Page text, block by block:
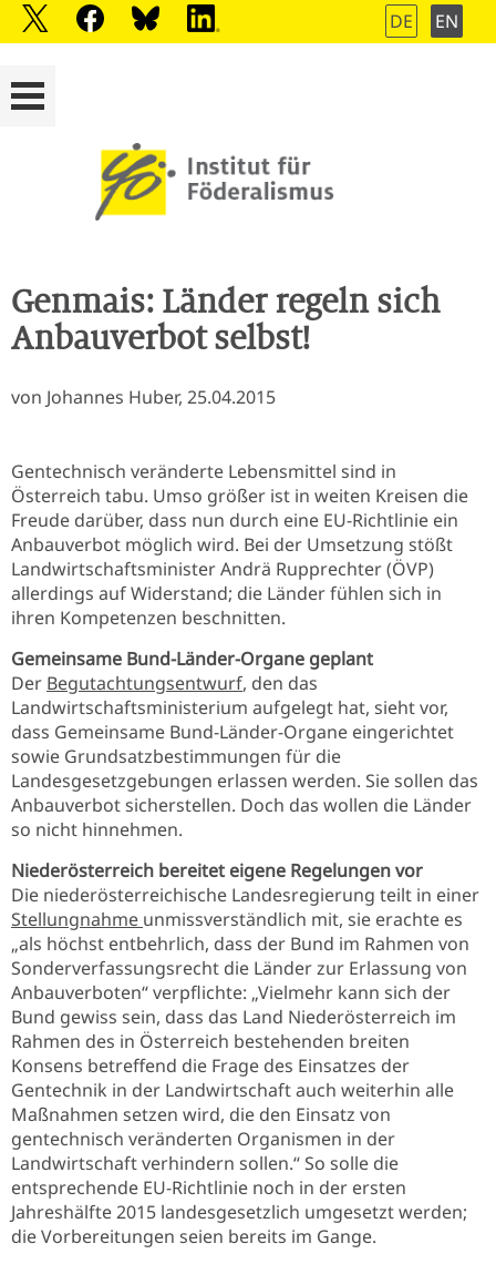
DE EN
Genmais: Länder regeln sich
Anbauverbot selbst!
von Johannes Huber, 25.04.2015
Gentechnisch veränderte Lebensmittel sind in
Österreich tabu. Umso größer ist in weiten Kreisen die
Freude darüber, dass nun durch eine EU-Richtlinie ein
Anbauverbot möglich wird. Bei der Umsetzung stößt
Landwirtschaftsminister Andrä Rupprechter (ÖVP)
allerdings auf Widerstand; die Länder fühlen sich in
ihren Kompetenzen beschnitten.
Gemeinsame Bund-Länder-Organe geplant
Der Begutachtungsentwurf, den das
Landwirtschaftsministerium aufgelegt hat, sieht vor,
dass Gemeinsame Bund-Länder-Organe eingerichtet
sowie Grundsatzbestimmungen für die
Landesgesetzgebungen erlassen werden. Sie sollen das
Anbauverbot sicherstellen. Doch das wollen die Länder
so nicht hinnehmen.
Niederösterreich bereitet eigene Regelungen vor
Die niederösterreichische Landesregierung teilt in einer
Stellungnahme unmissverständlich mit, sie erachte es
„als höchst entbehrlich, dass der Bund im Rahmen von
Sonderverfassungsrecht die Länder zur Erlassung von
Anbauverboten“ verpflichte: „Vielmehr kann sich der
Bund gewiss sein, dass das Land Niederösterreich im
Rahmen des in Österreich bestehenden breiten
Konsens betreffend die Frage des Einsatzes der
Gentechnik in der Landwirtschaft auch weiterhin alle
Maßnahmen setzen wird, die den Einsatz von
gentechnisch veränderten Organismen in der
Landwirtschaft verhindern sollen.“ So solle die
entsprechende EU-Richtlinie noch in der ersten
Jahreshälfte 2015 landesgesetzlich umgesetzt werden;
die Vorbereitungen seien bereits im Gange.